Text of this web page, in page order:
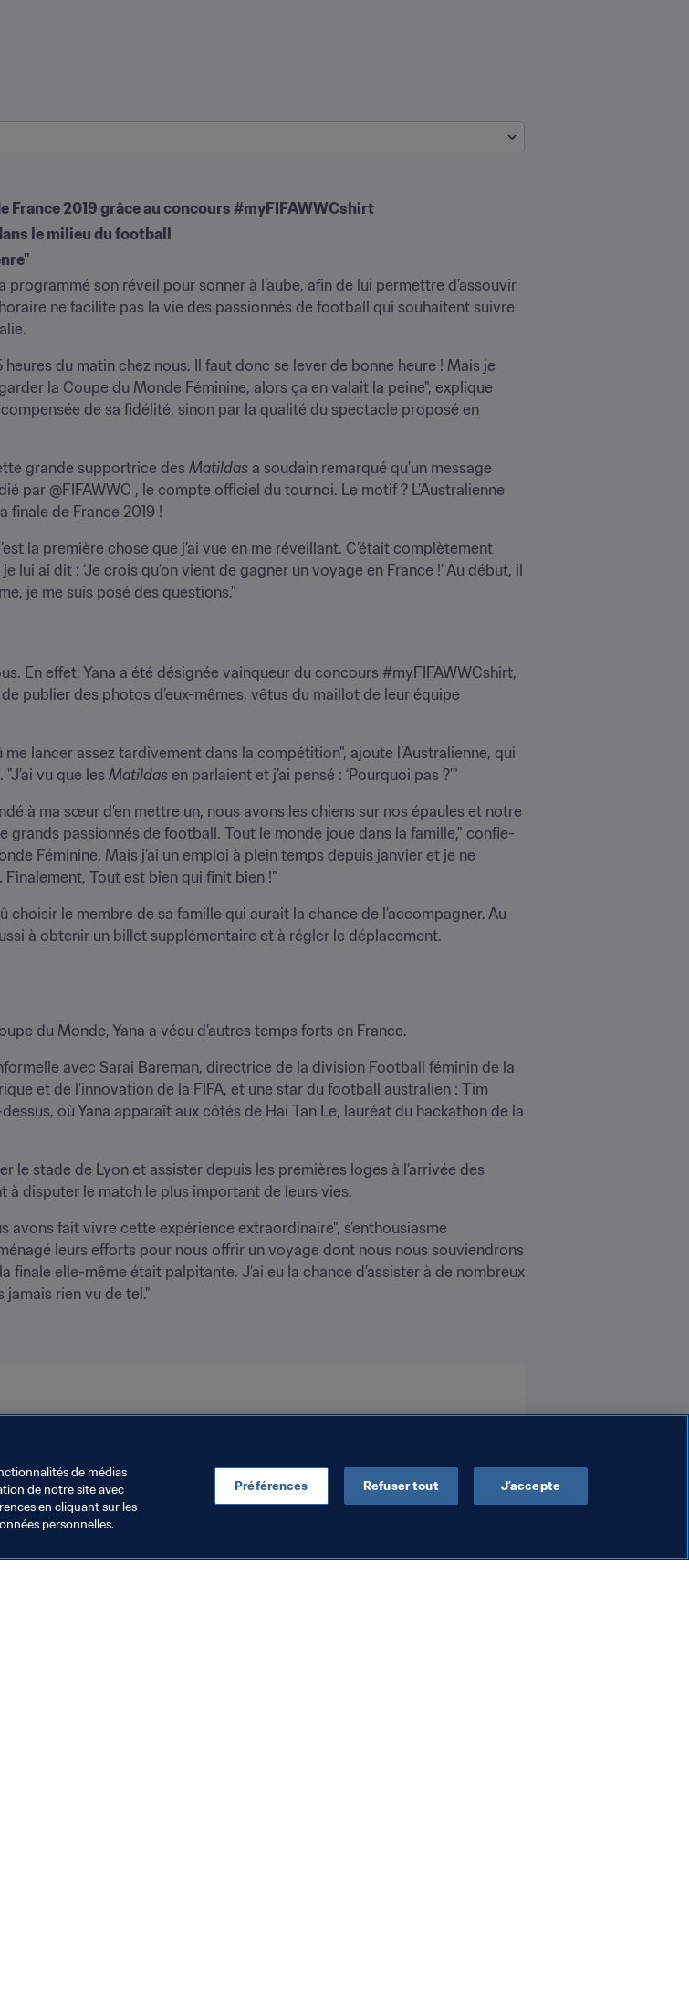
France 2019 grâce au concours #myFIFAWWCshirt
le milieu du football
son réveil pour sonner à l’aube, afin de lui permettre d’assouvir
ne facilite pas la vie des passionnés de football qui souhaitent suivre
du matin chez nous. Il faut donc se lever de bonne heure ! Mais je
la Coupe du Monde Féminine, alors ça en valait la peine", explique
de sa fidélité, sinon par la qualité du spectacle proposé en
grande supportrice des Matildas a soudain remarqué qu’un message
par @FIFAWWC , le compte officiel du tournoi. Le motif ? L’Australienne
finale de France 2019 !
la première chose que j’ai vue en me réveillant. C’était complètement
lui ai dit : ‘Je crois qu’on vient de gagner un voyage en France !’ Au début, il
je me suis posé des questions."
En effet, Yana a été désignée vainqueur du concours #myFIFAWWCshirt,
publier des photos d’eux-mêmes, vêtus du maillot de leur équipe
lancer assez tardivement dans la compétition", ajoute l’Australienne, qui
vu que les Matildas en parlaient et j’ai pensé : ‘Pourquoi pas ?’"
à ma sœur d’en mettre un, nous avons les chiens sur nos épaules et notre
passionnés de football. Tout le monde joue dans la famille," confie-
Féminine. Mais j’ai un emploi à plein temps depuis janvier et je ne
Finalement, Tout est bien qui finit bien !"
le membre de sa famille qui aurait la chance de l’accompagner. Au
à obtenir un billet supplémentaire et à régler le déplacement.
du Monde, Yana a vécu d’autres temps forts en France.
avec Sarai Bareman, directrice de la division Football féminin de la
et de l’innovation de la FIFA, et une star du football australien : Tim
où Yana apparaît aux côtés de Hai Tan Le, lauréat du hackathon de la
le stade de Lyon et assister depuis les premières loges à l’arrivée des
à disputer le match le plus important de leurs vies.
avons fait vivre cette expérience extraordinaire", s’enthousiasme
leurs efforts pour nous offrir un voyage dont nous nous souviendrons
elle-même était palpitante. J’ai eu la chance d’assister à de nombreux
jamais rien vu de tel."
de médias
de notre site avec
en cliquant sur les
personnelles.
Préférences Refuser tout J’accepte